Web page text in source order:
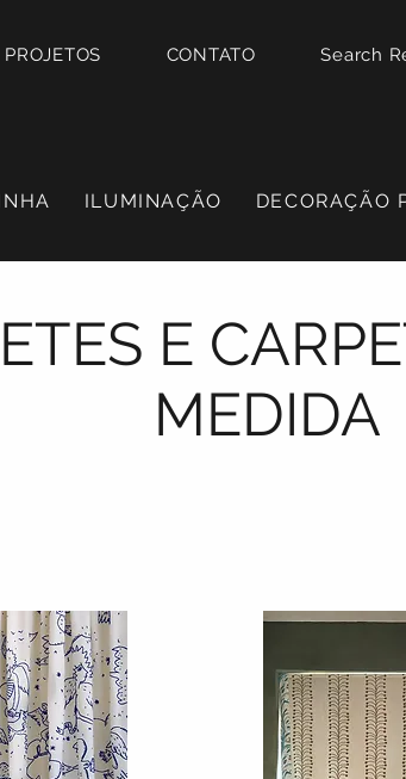
PROJETOS CONTATO Search
ILUMINAÇÃO DECORAÇÃO
E
MEDIDA